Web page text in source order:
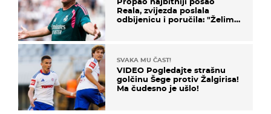
Reala, zvijezda poslala
odbijenicu i poručila: "Želim
SVAKA MU ČAST!
VIDEO Pogledajte strašnu
golčinu Šege protiv Žalgirisa!
Ma čudesno je ušlo!